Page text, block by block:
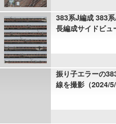
383系J編成 383
長編成サイドビュ
振り子エラーの
線を撮影（2024/5/